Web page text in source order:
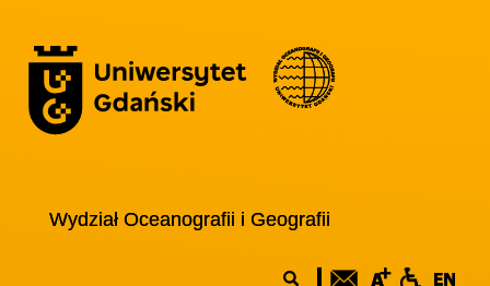
Wydział Oceanografii i Geografii